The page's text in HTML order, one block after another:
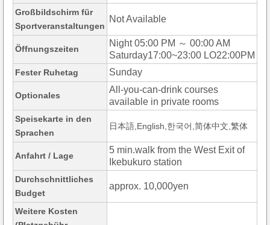
Großbildschirm für
Sportveranstaltungen
Not Available
Öffnungszeiten
Night 05:00 PM ～ 00:00 AM
Saturday17:00~23:00 LO22:00PM
Fester Ruhetag Sunday
Optionales
All-you-can-drink courses
available in private rooms
Speisekarte in den
Sprachen
日本語,English,한국어,简体中文,繁体
Anfahrt / Lage
5 min.walk from the West Exit of
Ikebukuro station
Durchschnittliches
Budget
approx. 10,000yen
Weitere Kosten